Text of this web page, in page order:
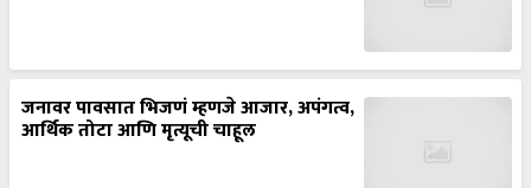
जनावर पावसात भिजणं म्हणजे आजार, अपंगत्व,
आर्थिक तोटा आणि मृत्यूची चाहूल